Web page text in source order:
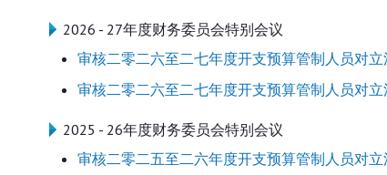
2026 - 27年度财务委员会特别会议
审核二零二六至二七年度开支预算管制人员对
审核二零二六至二七年度开支预算管制人员对
2025 - 26年度财务委员会特别会议
审核二零二五至二六年度开支预算管制人员对